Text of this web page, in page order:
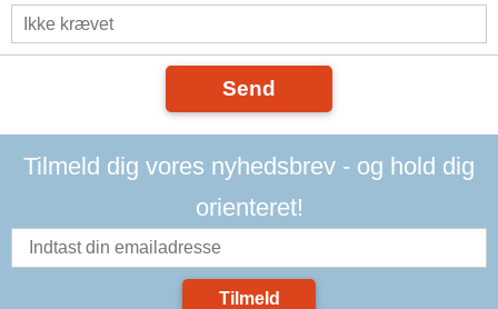
Send
Tilmeld dig vores nyhedsbrev - og hold dig
orienteret!
Tilmeld